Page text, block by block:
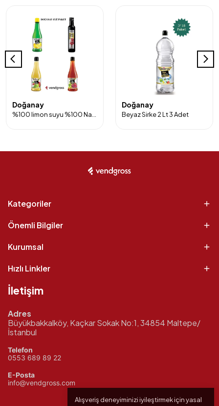
Alışveriş deneyiminizi iyileştirmek için yasal
Doğanay Doğanay
Beyaz Sirke 2 Lt 3 Adet
Kategoriler
Önemli Bilgiler
Kurumsal
Hızlı Linkler
İletişim
Adres
Büyükbakkalköy, Kaçkar Sokak No:1, 34854 Maltepe/
İstanbul
Telefon
0553 689 89 22
E-Posta
info@vendgross.com